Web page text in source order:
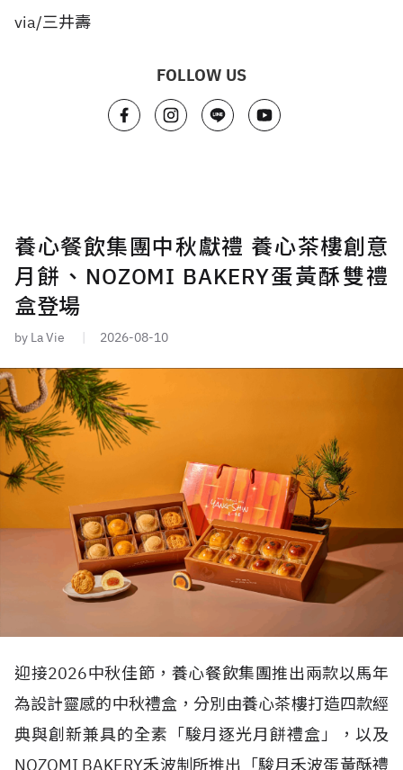
via/三井壽
FOLLOW US
養心餐飲集團中秋獻禮 養心茶樓創意
月餅、NOZOMI BAKERY蛋黃酥雙禮
盒登場
by La Vie 2026-08-10
迎接2026中秋佳節，養心餐飲集團推出兩款以馬年
為設計靈感的中秋禮盒，分別由養心茶樓打造四款經
典與創新兼具的全素「駿月逐光月餅禮盒」，以及
NOZOMI BAKERY禾波制所推出「駿月禾波蛋黃酥禮